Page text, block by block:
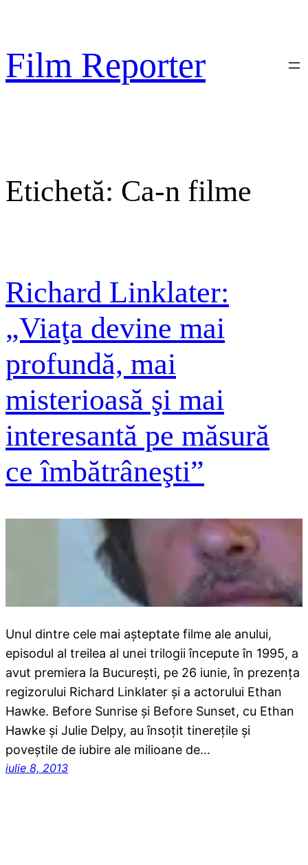
conținut
Film Reporter
Etichetă: Ca-n filme
Richard Linklater:
„Viaţa devine mai
profundă, mai
misterioasă şi mai
interesantă pe măsură
ce îmbătrâneşti”
Unul dintre cele mai aşteptate filme ale anului,
episodul al treilea al unei trilogii începute în 1995, a
avut premiera la Bucureşti, pe 26 iunie, în prezenţa
regizorului Richard Linklater şi a actorului Ethan
Hawke. Before Sunrise şi Before Sunset, cu Ethan
Hawke şi Julie Delpy, au însoţit tinereţile şi
poveştile de iubire ale milioane de…
iulie 8, 2013